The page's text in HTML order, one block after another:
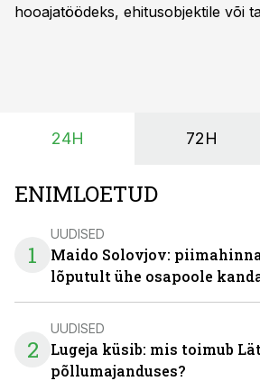
hooajatöödeks, ehitusobjektile või
on suurim ning iga töötund on
24H 72H
ENIMLOETUD
1
UUDISED
Maido Solovjov:
lõputult ühe osapoole
2
UUDISED
Lugeja küsib: mis toimub
põllumajanduses?